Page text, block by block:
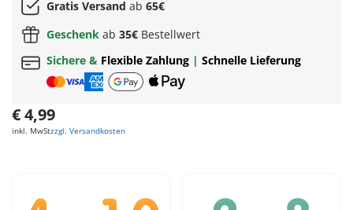
Gratis Versand ab 65€
Geschenk ab 35€ Bestellwert
Sichere & Flexible Zahlung | Schnelle Lieferung
€ 4,99
inkl. MwStzzgl. Versandkosten